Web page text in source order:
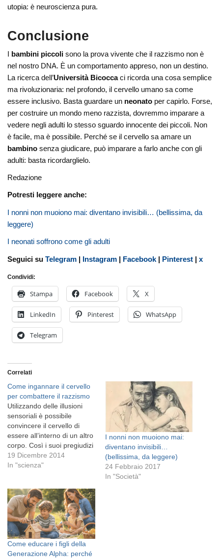
utopia: è neuroscienza pura.
Conclusione
I bambini piccoli sono la prova vivente che il razzismo non è
nel nostro DNA. È un comportamento appreso, non un destino.
La ricerca dell’Università Bicoccaci ricorda una cosa semplice
ma rivoluzionaria: nel profondo, il cervello umano sa come
essere inclusivo. Basta guardare un neonato per capirlo. Forse,
per costruire un mondo meno razzista, dovremmo imparare a
vedere negli adulti lo stesso sguardo innocente dei piccoli. Non
è facile, ma è possibile. Perché se il cervello sa amare un
bambino senza giudicare, può imparare a farlo anche con gli
adulti: basta ricordarglielo.
Redazione
Potresti leggere anche:
I nonni non muoiono mai: diventano invisibili… (bellissima, da
leggere)
I neonati soffrono come gli adulti
Seguici suTelegram | Instagram | Facebook | Pinterest |x
Condividi:
Stampa Facebook X
LinkedIn Pinterest WhatsApp
Telegram
Correlati
Come ingannare il cervello
per combattere il razzismo
Utilizzando delle illusioni
sensoriali è possibile
convincere il cervello di
essere all’interno di un altro
corpo. Così i suoi pregiudizi
sembrano diminuire
fortemente Come si
religiosi, o di genere?
Sembrerà una frase fatta,
ma un buon modo potrebbe
essere costringere le
persone a mettersi nei…
19 Dicembre 2014
In "scienza"
I nonni non muoiono mai:
diventano invisibili…
(bellissima, da leggere)
24 Febbraio 2017
In "Società"
Come educare i figli della
Generazione Alpha: perché